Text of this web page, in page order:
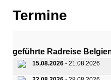
Termine
geführte Radreise
15.08.2026 - 21.08.2026